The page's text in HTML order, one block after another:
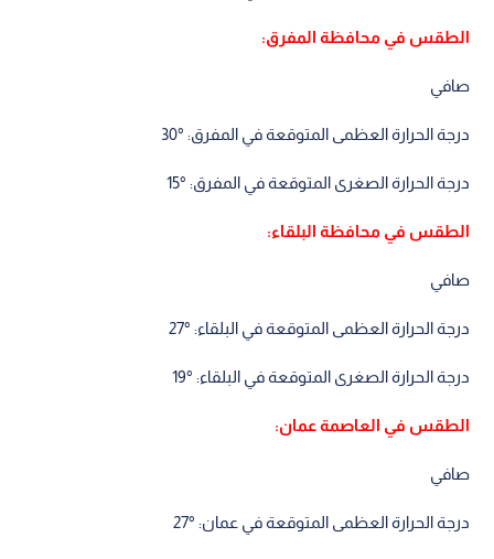
الطقس في محافظة المفرق:
صافي
درجة الحرارة العظمى المتوقعة في المفرق: °30
درجة الحرارة الصغرى المتوقعة في المفرق: °15
الطقس في محافظة البلقاء:
صافي
درجة الحرارة العظمى المتوقعة في البلقاء: °27
درجة الحرارة الصغرى المتوقعة في البلقاء: °19
الطقس في العاصمة عمان:
صافي
درجة الحرارة العظمى المتوقعة في عمان: °27